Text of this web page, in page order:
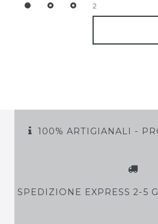
2
100% ARTIGIANALI -
SPEDIZIONE EXPRESS 2-5